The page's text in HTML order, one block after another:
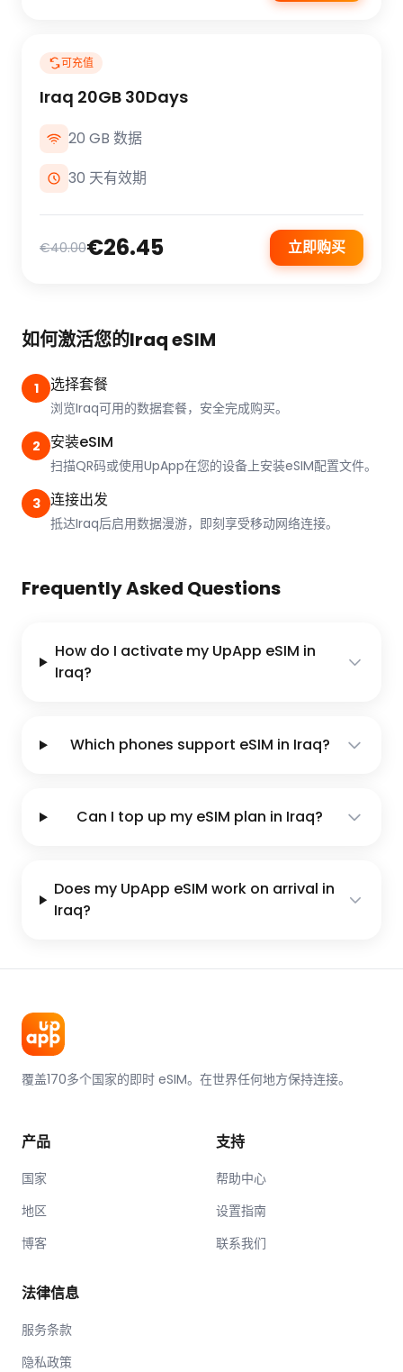
可充值
Iraq 20GB 30Days
20 GB 数据
30 天有效期
€40.00€26.45 立即购买
如何激活您的Iraq eSIM
1 选择套餐
浏览Iraq可用的数据套餐，安全完成购买。
2 安装eSIM
扫描QR码或使用UpApp在您的设备上安装eSIM配置文件。
3 连接出发
抵达Iraq后启用数据漫游，即刻享受移动网络连接。
Frequently Asked Questions
How do I activate my UpApp eSIM in
Iraq?
Which phones support eSIM in Iraq?
Can I top up my eSIM plan in Iraq?
Does my UpApp eSIM work on arrival in
Iraq?
覆盖170多个国家的即时 eSIM。在世界任何地方保持连接。
产品
国家
地区
博客
支持
帮助中心
设置指南
联系我们
法律信息
服务条款
隐私政策